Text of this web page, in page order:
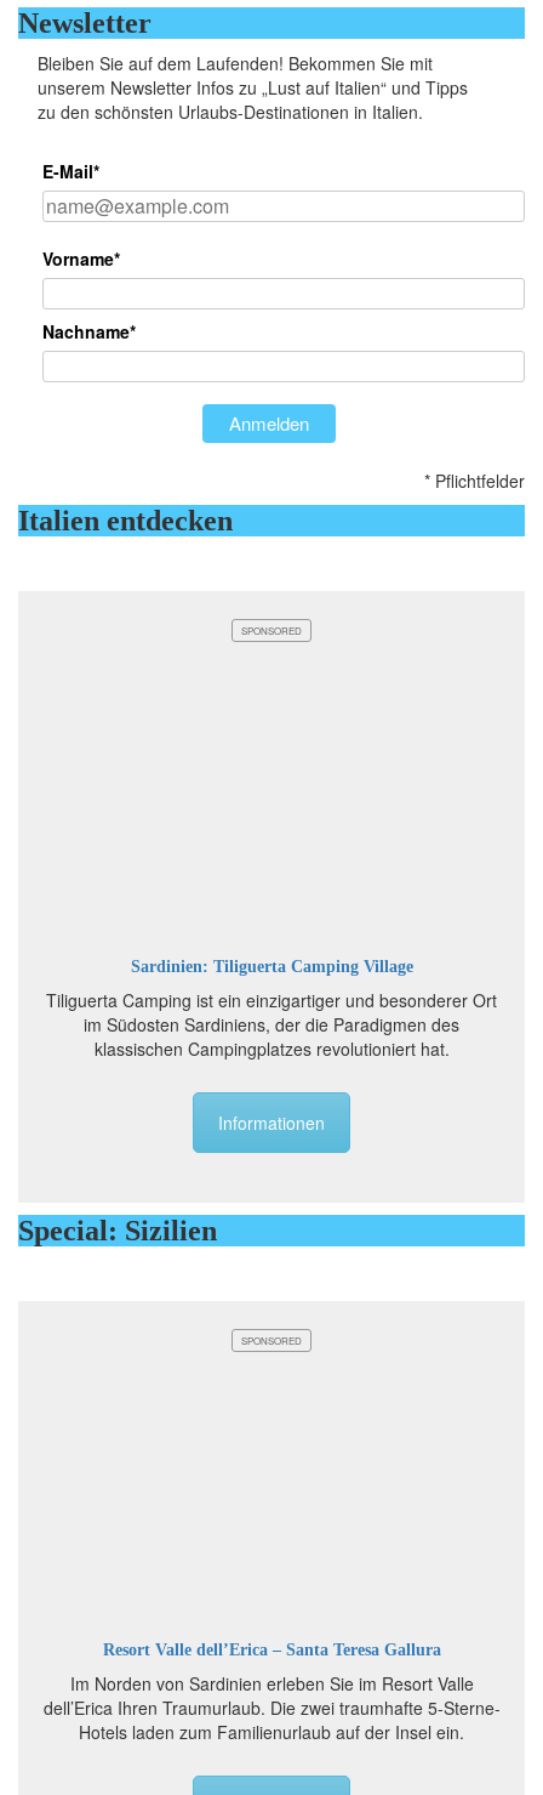
Newsletter
Bleiben Sie auf dem Laufenden! Bekommen Sie mit
unserem Newsletter Infos zu „Lust auf Italien“ und Tipps
zu den schönsten Urlaubs-Destinationen in Italien.
E-Mail*
Vorname*
Nachname*
Anmelden
* Pflichtfelder
Italien entdecken
SPONSORED
Sardinien: Tiliguerta Camping Village
Tiliguerta Camping ist ein einzigartiger und besonderer Ort
im Südosten Sardiniens, der die Paradigmen des
klassischen Campingplatzes revolutioniert hat.
Informationen
Special: Sizilien
SPONSORED
Resort Valle dell’Erica – Santa Teresa Gallura
Im Norden von Sardinien erleben Sie im Resort Valle
dell’Erica Ihren Traumurlaub. Die zwei traumhafte 5-Sterne-
Hotels laden zum Familienurlaub auf der Insel ein.